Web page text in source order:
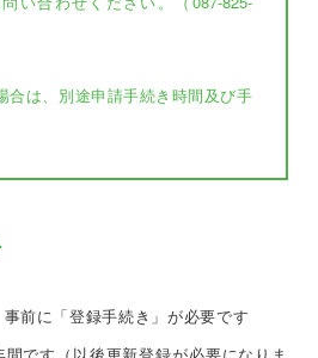
合は、別途申請手続き時間及び手
前に「登録手続き」が必要です